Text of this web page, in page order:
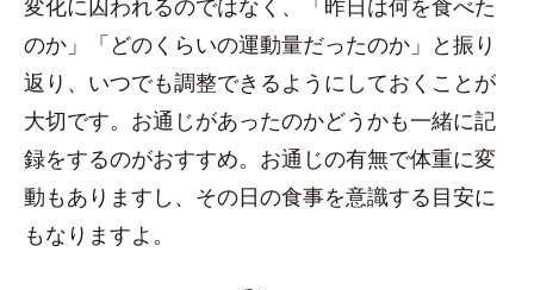
変化に囚われるのではなく、「昨日は何を食べた
のか」「どのくらいの運動量だったのか」と振り
返り、いつでも調整できるようにしておくことが
大切です。お通じがあったのかどうかも一緒に記
録をするのがおすすめ。お通じの有無で体重に変
動もありますし、その日の食事を意識する目安に
もなりますよ。